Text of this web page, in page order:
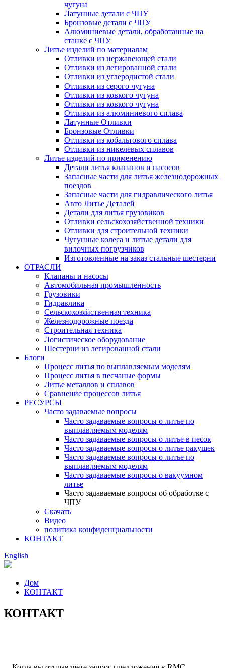
чугуна
Латунные детали с ЧПУ
Бронзовые детали с ЧПУ
Алюминиевые детали, обработанные на
станке с ЧПУ
Литье изделий по материалам
Отливки из нержавеющей стали
Отливки из легированной стали
Отливки из углеродистой стали
Отливки из серого чугуна
Отливки из ковкого чугуна
Отливки из ковкого чугуна
Отливки из алюминиевого сплава
Латунные Отливки
Бронзовые Отливки
Отливки из кобальтового сплава
Отливки из никелевых сплавов
Литье изделий по применению
Детали литья клапанов и насосов
Запасные части для литья железнодорожных
поездов
Запасные части для гидравлического литья
Авто Литье Деталей
Детали для литья грузовиков
Отливки сельскохозяйственной техники
Отливки для строительной техники
Чугунные колеса и литые детали для
вилочных погрузчиков
Изготовленные на заказ стальные шестерни
ОТРАСЛИ
Клапаны и насосы
Автомобильная промышленность
Грузовики
Гидравлика
Сельскохозяйственная техника
Железнодорожные поезда
Строительная техника
Логистическое оборудование
Шестерни из легированной стали
Блоги
Процесс литья по выплавляемым моделям
Процесс литья в песчаные формы
Литье металлов и сплавов
Сравнение процессов литья
РЕСУРСЫ
Часто задаваемые вопросы
Часто задаваемые вопросы о литье по
выплавляемым моделям
Часто задаваемые вопросы о литье в песок
Часто задаваемые вопросы о литье ракушек
Часто задаваемые вопросы о литье по
выплавляемым моделям
Часто задаваемые вопросы о вакуумном
литье
Часто задаваемые вопросы об обработке с
ЧПУ
Скачать
Видео
политика конфиденциальности
КОНТАКТ
English
Дом
КОНТАКТ
КОНТАКТ